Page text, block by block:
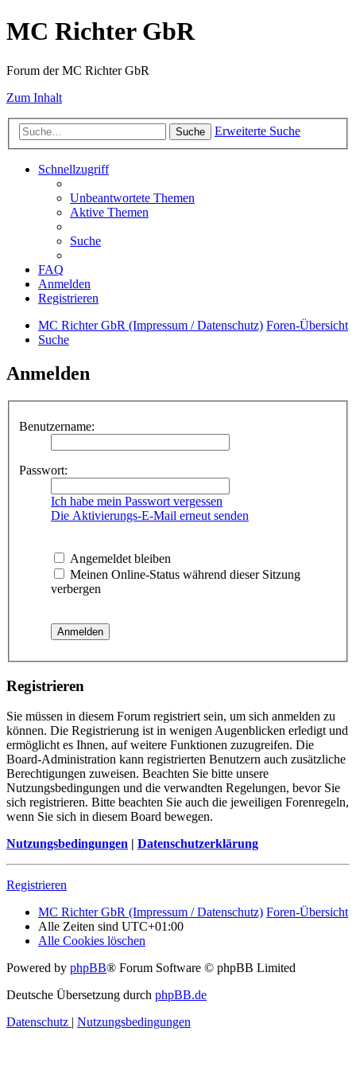
MC Richter GbR
Forum der MC Richter GbR
Zum Inhalt
Suche Erweiterte Suche
Schnellzugriff
Unbeantwortete Themen
Aktive Themen
Suche
FAQ
Anmelden
Registrieren
MC Richter GbR (Impressum / Datenschutz) Foren-Übersicht
Suche
Anmelden
Benutzername:
Passwort:
Ich habe mein Passwort vergessen
Die Aktivierungs-E-Mail erneut senden
Angemeldet bleiben
Meinen Online-Status während dieser Sitzung
verbergen
Registrieren
Sie müssen in diesem Forum registriert sein, um sich anmelden zu
können. Die Registrierung ist in wenigen Augenblicken erledigt und
ermöglicht es Ihnen, auf weitere Funktionen zuzugreifen. Die
Board-Administration kann registrierten Benutzern auch zusätzliche
Berechtigungen zuweisen. Beachten Sie bitte unsere
Nutzungsbedingungen und die verwandten Regelungen, bevor Sie
sich registrieren. Bitte beachten Sie auch die jeweiligen Forenregeln,
wenn Sie sich in diesem Board bewegen.
Nutzungsbedingungen | Datenschutzerklärung
Registrieren
MC Richter GbR (Impressum / Datenschutz) Foren-Übersicht
Alle Zeiten sind UTC+01:00
Alle Cookies löschen
Powered by phpBB® Forum Software © phpBB Limited
Deutsche Übersetzung durch phpBB.de
Datenschutz | Nutzungsbedingungen